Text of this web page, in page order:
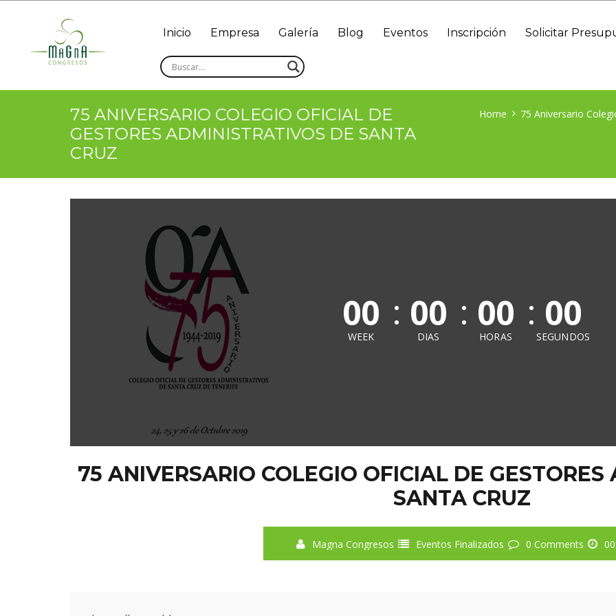
Inicio Empresa Galería Blog Eventos Inscripción Solicitar
75 ANIVERSARIO COLEGIO OFICIAL DE
GESTORES ADMINISTRATIVOS DE SANTA
CRUZ
Home 75 Aniversario
00
WEEK
00
DIAS
00
HORAS
00
SEGUNDOS
75 ANIVERSARIO COLEGIO OFICIAL DE
SANTA CRUZ
Magna Congresos Eventos Finalizados 0 Comments